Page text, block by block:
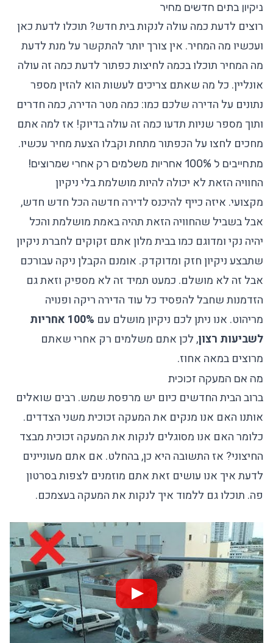
ניקיון בתים חדשים מחיר
רוצים לדעת כמה עולה לנקות בית חדש? תוכלו לדעת כאן
ועכשיו מה המחיר. אין צורך יותר להתקשר על מנת לדעת
מה המחיר תוכלו בכמה לחיצות כפתור לדעת כמה זה עולה
אונליין. כל מה שאתם צריכים לעשות הוא להזין מספר
נתונים על הדירה שלכם כמו: כמה מטר הדירה, כמה חדרים
ותוך מספר שניות תדעו כמה זה עולה בדיוק! אז למה אתם
מחכים לחצו על הכפתור מתחת וקבלו הצעת מחיר עכשיו.
מתחייבים ל 100% אחריות משלמים רק אחרי שמרוצים!
החוויה הזאת לא יכולה להיות מושלמת בלי ניקיון
מקצועי. איזה כייף להיכנס לדירה חדשה הכל חדש חדש,
אבל בשביל שהחוויה הזאת תהיה באמת מושלמת והכל
יהיה נקי ומדוגם כמו בבית מלון אתם זקוקים לחברת ניקיון
שתבצע ניקיון חזק ומדוקדק. אומנם הקבלן ניקה עבורכם
אבל זה לא מושלם. כמעט תמיד זה לא מספיק וזאת גם
הזדמנות שחבל להפסיד כל עוד הדירה ריקה ופנויה
מריהוט. אנו ניתן לכם ניקיון מושלם עם
100% אחריות
לשביעות רצון, לכן אתם משלמים רק אחרי שאתם
מרוצים במאה אחוז.
מה אם המעקה זכוכית
ברוב הבית החדשים כיום יש מרפסת שמש. רבים שואלים
אותנו האם אנו מנקים את המעקה זכוכית משני הצדדים.
כלומר האם אנו מסוגלים לנקות את המעקה זכוכית מבצד
החיצוני? אז התשובה היא כן, בהחלט. אם אתם מעוניינים
לדעת איך אנו עושים זאת אתם מוזמנים לצפות בסרטון
פה. תוכלו גם ללמוד איך לנקות את המעקה בעצמכם.